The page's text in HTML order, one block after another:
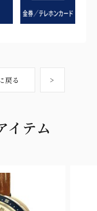
戻る >
イテム